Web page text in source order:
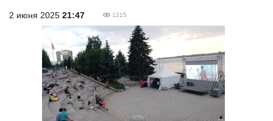
2 июня 2025 21:47 1215